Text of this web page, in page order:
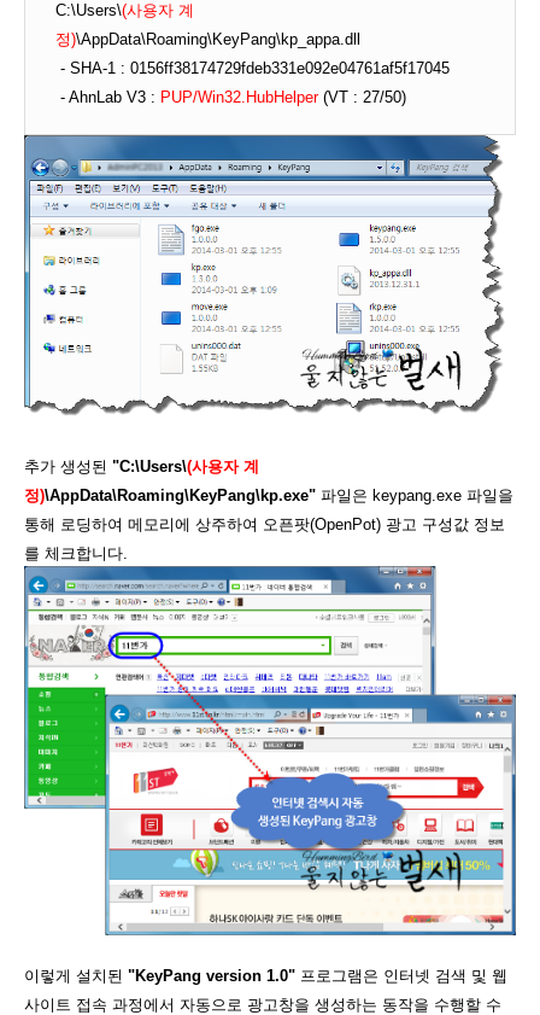
C:\Users\(사용자 계
정)\AppData\Roaming\KeyPang\kp_appa.dll
- SHA-1 : 0156ff38174729fdeb331e092e04761af5f17045
- AhnLab V3 : PUP/Win32.HubHelper(VT : 27/50)
추가 생성된 "C:\Users\(사용자 계
정)\AppData\Roaming\KeyPang\kp.exe" 파일은 keypang.exe 파일을
통해 로딩하여 메모리에 상주하여 오픈팟(OpenPot) 광고 구성값 정보
를 체크합니다.
이렇게 설치된 "KeyPang version 1.0" 프로그램은 인터넷 검색 및 웹
사이트 접속 과정에서 자동으로 광고창을 생성하는 동작을 수행할 수